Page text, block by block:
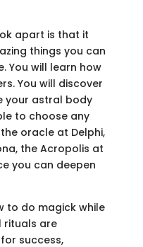
apart is that it
things you can
You will learn how
You will discover
your astral body
to choose any
oracle at Delphi,
the Acropolis at
you can deepen
to do magick while
rituals are
success,